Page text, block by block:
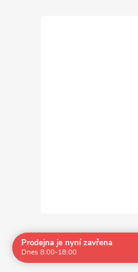
Prodejna je nyní zavřena
Dnes 8:00-18:00Navštivte nás osobně